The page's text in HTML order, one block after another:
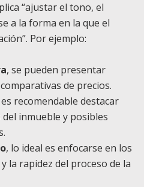
“ajustar el tono, el
a la forma en la que el
Por ejemplo:
, se pueden presentar
de precios.
es recomendable destacar
inmueble y posibles
, lo ideal es enfocarse en los
la rapidez del proceso de la